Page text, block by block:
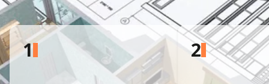
1 2